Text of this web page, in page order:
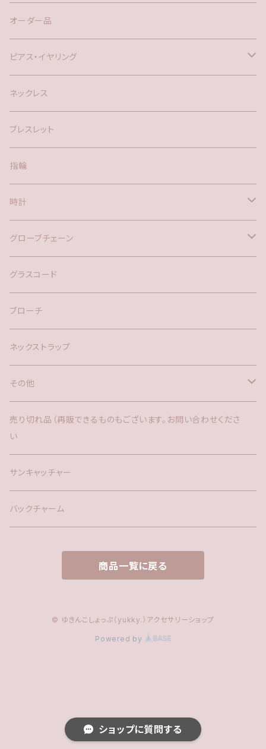
ショップに質問する
オーダー品
ピアス・イヤリング
silver925
アメリカン
ポスト
ネックレス
ブレスレット
指輪
時計
バックチャーム
ネックレス
グローブチェーン
バックチャーム
グラスコード
ブローチ
ネックストラップ
その他
バックチャーム
時計
サンキャッチャー
売り切れ品（再販できるものもございます。お問い合わせくださ
い
サンキャッチャー
バックチャーム
商品一覧に戻る
© ゆきんこしょっぷ（yukky.）アクセサリーショップ
Powered by